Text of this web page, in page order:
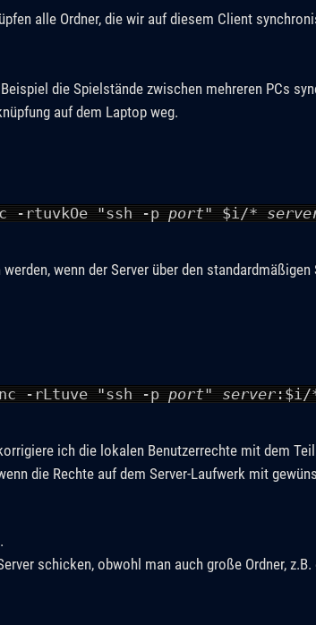
alle Ordner, die wir auf diesem Client
die Spielstände zwischen mehreren PCs
auf dem Laptop weg.
-rtuvkOe "ssh -pport" $i/*
wenn der Server über den standardmäßigen
-rLtuve "ssh -pport"server:$i/
ich die lokalen Benutzerrechte mit dem
die Rechte auf dem Server-Laufwerk mit
schicken, obwohl man auch große Ordner, z.B.